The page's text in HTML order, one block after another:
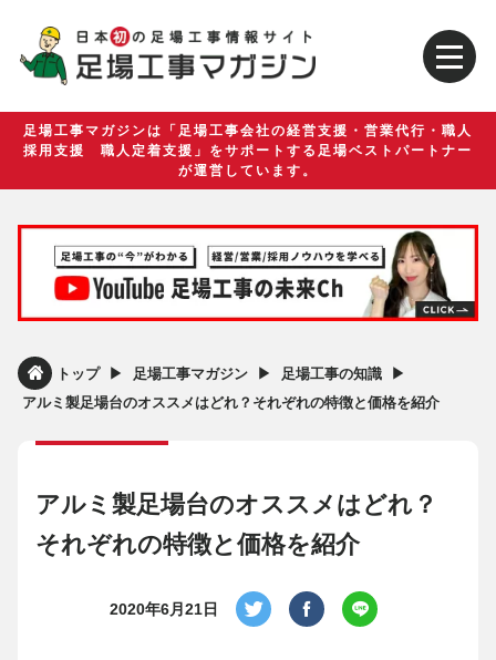
足場工事マガジンは「足場工事会社の経営支援・営業代行・職人
採用支援 職人定着支援」をサポートする足場ベストパートナー
が運営しています。
トップ ▶︎ 足場工事マガジン ▶︎ 足場工事の知識 ▶︎
アルミ製足場台のオススメはどれ？それぞれの特徴と価格を紹介
アルミ製足場台のオススメはどれ？
それぞれの特徴と価格を紹介
2020年6月21日